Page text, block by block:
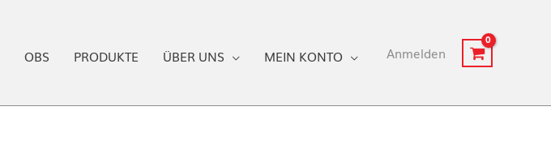
OBS PRODUKTE ÜBER UNS MEIN KONTO Anmelden